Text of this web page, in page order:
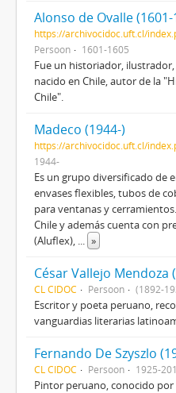
Alonso de Ovalle (1601-
https://archivocidoc.uft.cl/
Persoon
1601-1605
Fue un historiador,
nacido en Chile, autor de la
Chile".
Madeco (1944-)
https://archivocidoc.uft.cl/
1944-
Es un grupo diversificado de
envases flexibles, tubos de
para ventanas y
Chile y además cuenta con
(Aluflex), ... »
César Vallejo Mendoza
CL CIDOC Persoon (1892-
Escritor y poeta peruano,
vanguardias literarias
Fernando De Szyszlo
CL CIDOC Persoon 1925-
Pintor peruano, conocido por